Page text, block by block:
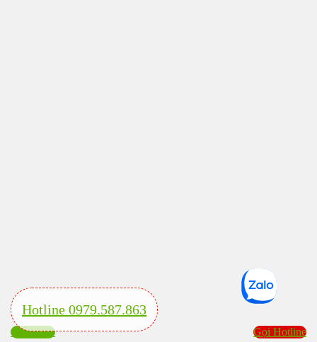
Chát Zalo Gọi Hotline
Hotline 0979.587.863